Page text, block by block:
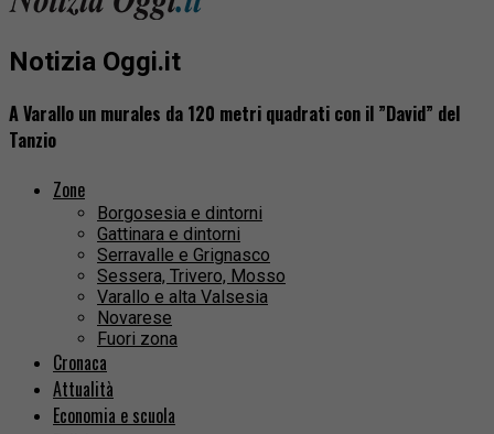
Notizia Oggi.it
A Varallo un murales da 120 metri quadrati con il ”David” del
Tanzio
Zone
Borgosesia e dintorni
Gattinara e dintorni
Serravalle e Grignasco
Sessera, Trivero, Mosso
Varallo e alta Valsesia
Novarese
Fuori zona
Cronaca
Attualità
Economia e scuola